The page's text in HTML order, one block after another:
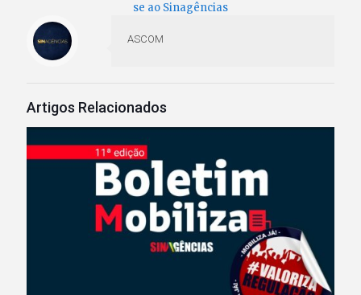
se ao Sinagências
ASCOM
Artigos Relacionados